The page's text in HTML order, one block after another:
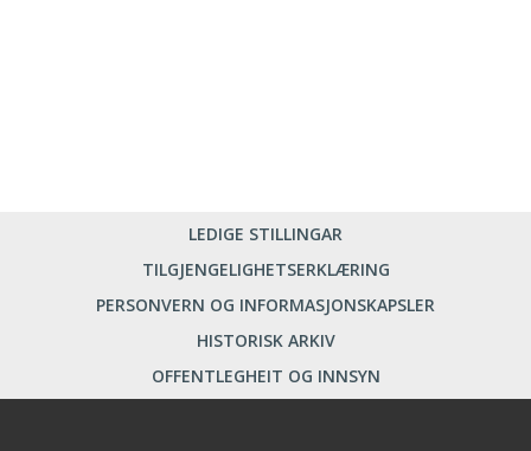
LEDIGE STILLINGAR
TILGJENGELIGHETSERKLÆRING
PERSONVERN OG INFORMASJONSKAPSLER
HISTORISK ARKIV
OFFENTLEGHEIT OG INNSYN